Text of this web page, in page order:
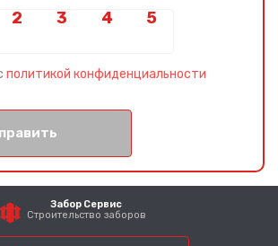
политикой конфиденциальности
Забор Сервис
Строительство заборов